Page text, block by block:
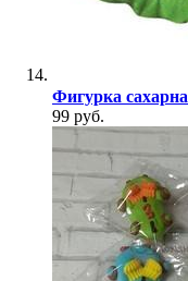
Фигурка
99 руб.